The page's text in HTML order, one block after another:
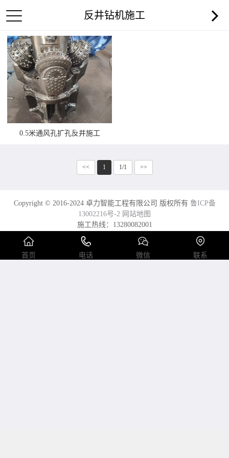
反井钻机施工
0.5米通风孔扩孔反井施工
<< 1 1/1 >>
Copyright © 2016-2024 卓力智能工程有限公司 版权所有 鲁ICP备
13002216号-2 网站地图
施工热线：13280082001
电话：0537-7970778 2558089 传真：0537-2208001
首页 电话 微信 联系